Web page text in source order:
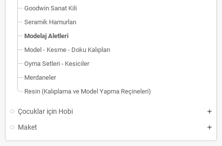
Goodwin Sanat Kili
Seramik Hamurları
Modelaj Aletleri
Model - Kesme - Doku Kalıpları
Oyma Setleri - Kesiciler
Merdaneler
Resin (Kalıplama ve Model Yapma Reçineleri)
Çocuklar için Hobi
Maket